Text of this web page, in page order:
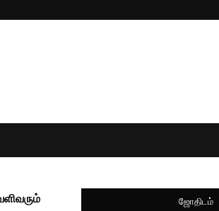
ஜோதிடம்